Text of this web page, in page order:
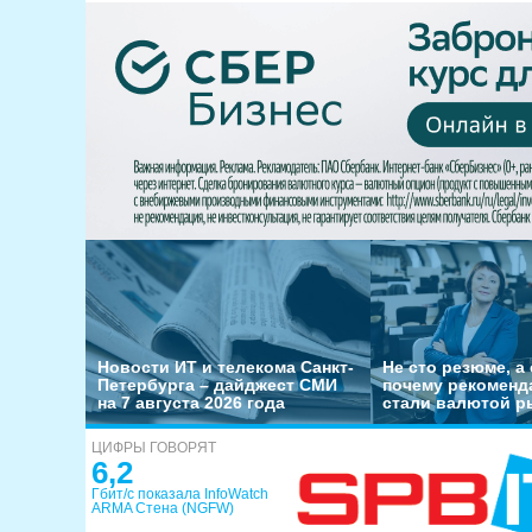
Новости ИТ и телекома Санкт-
Петербурга – дайджест СМИ
на 7 августа 2026 года
Не сто резюме, а
почему
стали валютой
ЦИФРЫ ГОВОРЯТ
6,2
Гбит/с показала InfoWatch
ARMA Стена (NGFW)